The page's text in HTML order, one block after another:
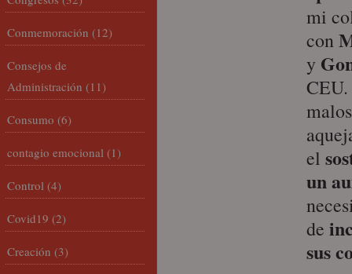
mi
con
y
el
un
de
sus
Conmemoración (12)
Consejos de
Administración (11)
Consumo (6)
contagio emocional (1)
Control (4)
Covid19 (2)
Creación (3)